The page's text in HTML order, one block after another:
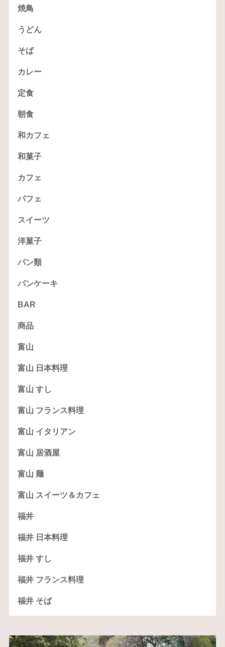
焼鳥
うどん
そば
カレー
定食
朝食
和カフェ
和菓子
カフェ
パフェ
スイーツ
洋菓子
パン類
パンケーキ
BAR
商品
富山
富山 日本料理
富山 すし
富山 フランス料理
富山 イタリアン
富山 居酒屋
富山 麺
富山 スイーツ＆カフェ
福井
福井 日本料理
福井 すし
福井 フランス料理
福井 そば